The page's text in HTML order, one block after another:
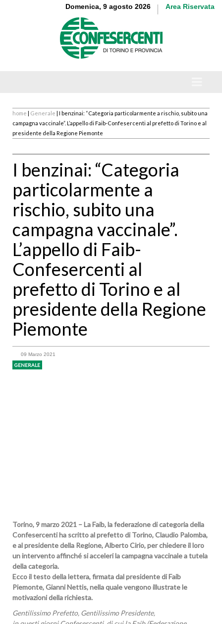
Domenica, 9 agosto 2026 Area Riservata
home | Generale | I benzinai: “Categoria particolarmente a rischio, subito una
campagna vaccinale”. L’appello di Faib-Confesercenti al prefetto di Torino e al
presidente della Regione Piemonte
I benzinai: “Categoria
particolarmente a
rischio, subito una
campagna vaccinale”.
L’appello di Faib-
Confesercenti al
prefetto di Torino e al
presidente della Regione
Piemonte
09 Marzo 2021
GENERALE
Torino, 9 marzo 2021 – La Faib, la federazione di categoria della
Confesercenti ha scritto al prefetto di Torino, Claudio Palomba,
e al presidente della Regione, Alberto Cirio, per chiedere il loro
un intervento affinché si acceleri la campagna vaccinale a tutela
della categoria.
Ecco il testo della lettera, firmata dal presidente di Faib
Piemonte, Gianni Nettis, nella quale vengono illustrate le
motivazioni della richiesta.
Gentilissimo Prefetto, Gentilissimo Presidente,